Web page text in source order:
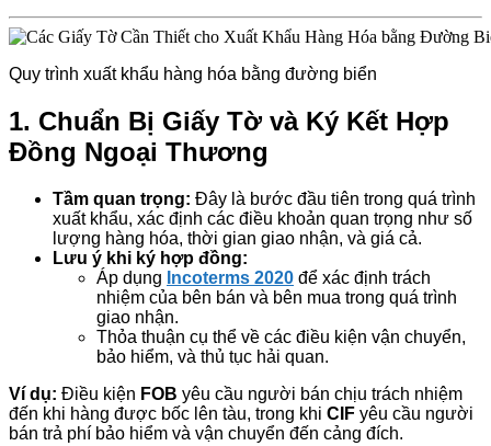
Quy trình xuất khẩu hàng hóa bằng đường biển
1. Chuẩn Bị Giấy Tờ và Ký Kết Hợp
Đồng Ngoại Thương
Tầm quan trọng: Đây là bước đầu tiên trong quá trình
xuất khẩu, xác định các điều khoản quan trọng như số
lượng hàng hóa, thời gian giao nhận, và giá cả.
Lưu ý khi ký hợp đồng:
Áp dụng Incoterms 2020 để xác định trách
nhiệm của bên bán và bên mua trong quá trình
giao nhận.
Thỏa thuận cụ thể về các điều kiện vận chuyển,
bảo hiểm, và thủ tục hải quan.
Ví dụ: Điều kiện FOB yêu cầu người bán chịu trách nhiệm
đến khi hàng được bốc lên tàu, trong khi CIF yêu cầu người
bán trả phí bảo hiểm và vận chuyển đến cảng đích.